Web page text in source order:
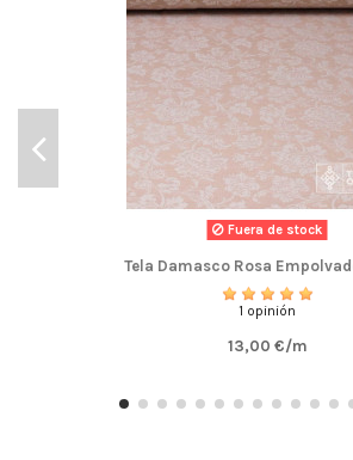
Fuera de stock
Tela Damasco Rosa
1 opinión
13,00 €/m